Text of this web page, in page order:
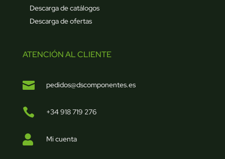
Descarga de catálogos
Descarga de ofertas
ATENCIÓN AL CLIENTE
 pedidos@dscomponentes.es
 +34 918 719 276
 Mi cuenta